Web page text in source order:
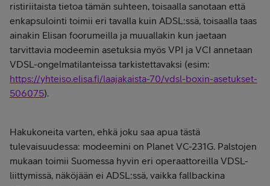
ristiriitaista tietoa tämän suhteen, toisaalla sanotaan että
enkapsulointi toimii eri tavalla kuin ADSL:ssä, toisaalla taas
ainakin Elisan foorumeilla ja muuallakin kun jaetaan
tarvittavia modeemin asetuksia myös VPI ja VCI annetaan
VDSL-ongelmatilanteissa tarkistettavaksi (esim:
https://yhteiso.elisa.fi/laajakaista-70/vdsl-boxin-asetukset-
506075).
Hakukoneita varten, ehkä joku saa apua tästä
tulevaisuudessa: modeemini on Planet VC-231G. Palstojen
mukaan toimii Suomessa hyvin eri operaattoreilla VDSL-
liittymissä, näköjään ei ADSL:ssä, vaikka fallbackina